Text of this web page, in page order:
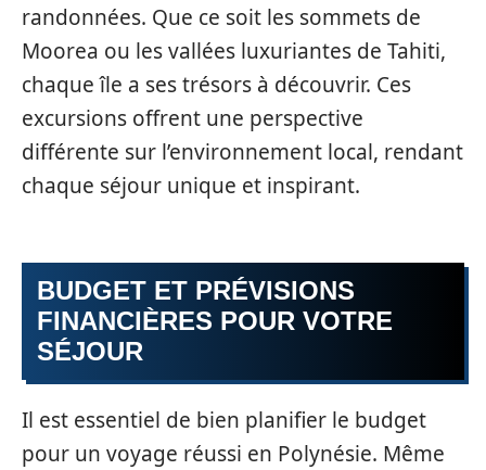
randonnées. Que ce soit les sommets de
Moorea ou les vallées luxuriantes de Tahiti,
chaque île a ses trésors à découvrir. Ces
excursions offrent une perspective
différente sur l’environnement local, rendant
chaque séjour unique et inspirant.
BUDGET ET PRÉVISIONS
FINANCIÈRES POUR VOTRE
SÉJOUR
Il est essentiel de bien planifier le budget
pour un voyage réussi en Polynésie. Même